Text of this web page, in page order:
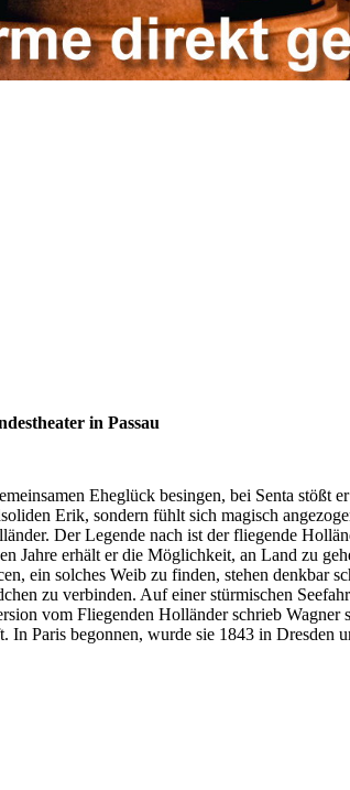
in Passau
Eheglück besingen, bei Senta stößt
Erik, sondern fühlt sich magisch
Der Legende nach ist der fliegende
Jahre erhält er die Möglichkeit, an Land zu
ein solches Weib zu finden, stehen denkbar
zu verbinden. Auf einer stürmischen
vom Fliegenden Holländer schrieb Wagner
In Paris begonnen, wurde sie 1843 in Dresden